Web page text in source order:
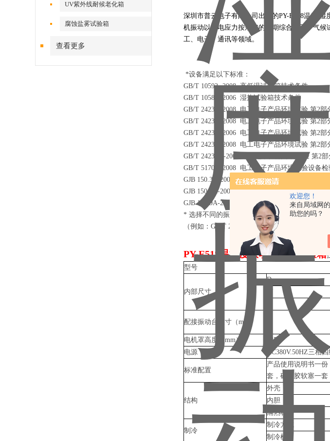
欢迎您！
来自局域网
助您的吗？
UV紫外线耐候老化箱
腐蚀盐雾试验箱
查看更多
深圳市普云电子有限公司出品的PY-E518温度/湿
机振动以及电应力按规定的周期综合在同一气
工、电子、通讯等领域。
*设备满足以下标准：
GB/T 10592 -2008 高低温试验箱技术条件
GB/T 10586 -2006 湿热试验箱技术条件
GB/T 2423.1-2008 电工电子产品环境试验 第2
GB/T 2423.2-2008 电工电子产品环境试验 第2
GB/T 2423.3-2006 电工电子产品环境试验 第2
GB/T 2423.4-2008 电工电子产品环境试验 第2部
GB/T 2423.22-2008 电工电子产品环境试验 第2
GB/T 5170.1-2008 电工电子产品环境试验设备检
GJB 150.3A-2009 装备实验室环境试验方法第3部
GJB 150.4A-2009 装备实验室环境试验方法第4
GJB 150.9A-2009 装备实验室环境试验方法第9
* 选择不同的振动台体可满足不同的振动标准试验
（例如：GB/T 2423.35-2005、GB/T 2423.36-2005
PY-E518 温湿度振动三综合试验箱
型号
内部尺寸
D
W
配接振动台尺寸（mm）
电机罩高度（mm）
235
电源
AC380V.50HZ三相
标准配置
产品使用说明书一
套，硅橡胶软塞一套
结构
外壳
内胆
隔热材料
制冷
制冷方式
制冷机